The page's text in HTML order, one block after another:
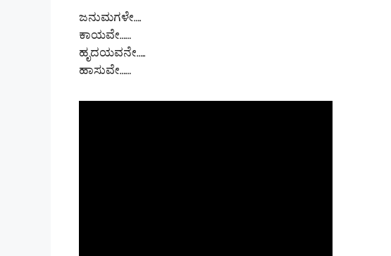
ಜನುಮಗಳೇ….
ಕಾಯವೇ……
ಹೃದಯವನೇ…..
ಹಾಸುವೇ……